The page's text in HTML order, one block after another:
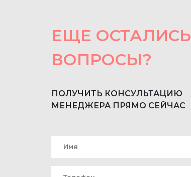
ЕЩЕ ОСТАЛИСЬ
ВОПРОСЫ?
ПОЛУЧИТЬ КОНСУЛЬТАЦИЮ
МЕНЕДЖЕРА ПРЯМО СЕЙЧАС